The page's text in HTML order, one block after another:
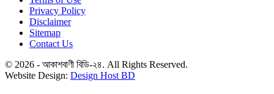
Privacy Policy
Disclaimer
Sitemap
Contact Us
© 2026 - আকাশবাণী বিডি-২৪. All Rights Reserved.
Website Design: Design Host BD